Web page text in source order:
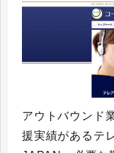
アウトバウンド
援実績があるテ